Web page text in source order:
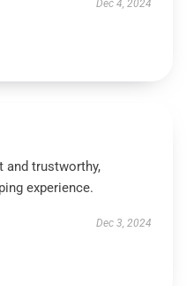
Dec 4, 2024
and trustworthy,
experience.
Dec 3, 2024